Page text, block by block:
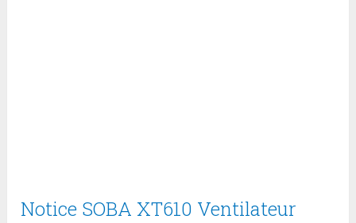
Notice SOBA XT610 Ventilateur